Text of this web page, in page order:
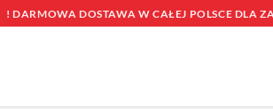
! DARMOWA DOSTAWA W CAŁEJ POLSCE DLA